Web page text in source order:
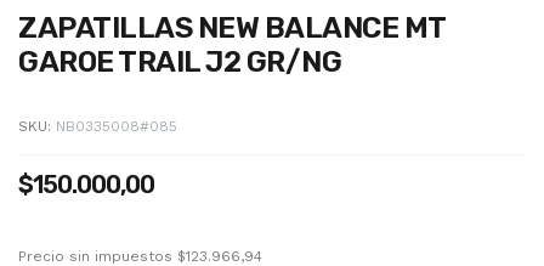
ZAPATILLAS NEW BALANCE MT
GAROE TRAIL J2 GR/NG
SKU: NB0335008#085
$150.000,00
Precio sin impuestos $123.966,94